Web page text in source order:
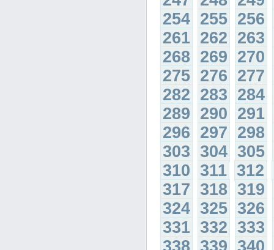
254 255 256
261 262 263
268 269 270
275 276 277
282 283 284
289 290 291
296 297 298
303 304 305
310 311 312
317 318 319
324 325 326
331 332 333
338 339 340